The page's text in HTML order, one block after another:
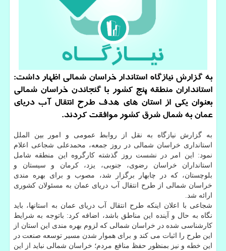
به گزارش نیازگاه استاندار خراسان شمالی اظهار داشت:
استانداران منطقه پنج کشور با گنجاندن خراسان شمالی
بعنوان یکی از استان های هدف طرح انتقال آب دریای
عمان به شمال شرق کشور موافقت کردند.
به گزارش نیازگاه به نقل از روابط عمومی و امور بین الملل
استانداری خراسان شمالی در روز جمعه، محمدعلی شجاعی اعلام
نمود: این امر در نشست روز گذشته کارگروه این منطقه شامل
استانداران خراسان رضوی، جنوبی، یزد، کرمان و سیستان و
بلوچستان، که در چابهار برگزار شد، مصوب و برای بهره مندی
خراسان شمالی از طرح انتقال آب دریای عمان به مسئولان کشوری
ارائه شد.
شجاعی با اعلان اینکه طرح انتقال آب دریای عمان به استانها، باید
نگاه به حال و آینده این مناطق باشد، اضافه کرد: باتوجه به شرایط
کارشناسی شده در خراسان شمالی که لزوم بهره مندی این استان از
این طرح را اثبات می کند و برای هموار شدن مسیر توسعه صنعت در
این خطه و نیز بمنظور حفظ منافع مردم؛ خراسان شمالی نباید از این